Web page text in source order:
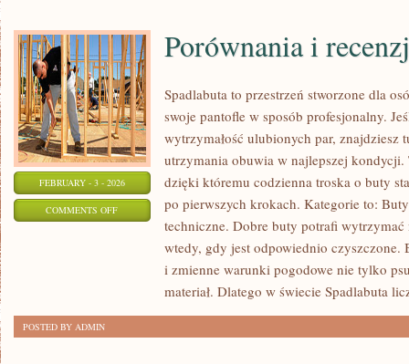
FEBRUARY - 3 - 2026
COMMENTS OFFON
PORÓWNANIA
Porównania i
Spadlabuta to przestrzeń stworzone dla
swoje pantofle w sposób profesjonalny.
wytrzymałość ulubionych par, znajdziesz
utrzymania obuwia w najlepszej kondycji.
dzięki któremu codzienna troska o buty
po pierwszych krokach. Kategorie to:
techniczne. Dobre buty potrafi wytrzymać
wtedy, gdy jest odpowiednio
i zmienne warunki pogodowe nie tylko
materiał. Dlatego w świecie Spadlabuta
POSTED BY ADMIN